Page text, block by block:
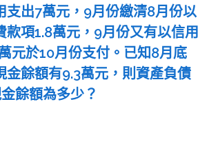
支出7萬元，9月份繳清8月份以
款項1.8萬元，9月份又有以信用
元於10月份支付。已知8月底
金餘額有9.3萬元，則資產負債
金餘額為多少？